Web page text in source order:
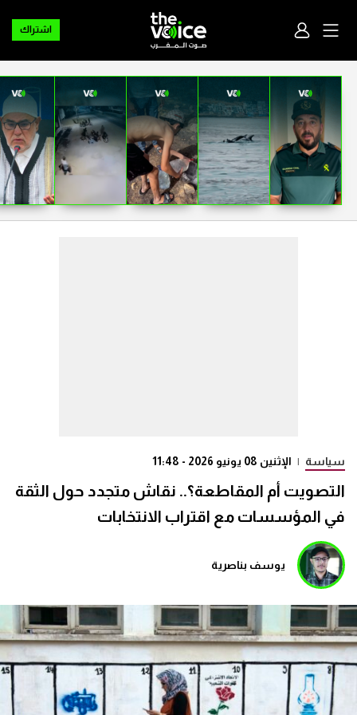
اشتراك
سياسة | الإثنين 08 يونيو 2026 - 11:48
التصويت أم المقاطعة؟.. نقاش متجدد حول الثقة
في المؤسسات مع اقتراب الانتخابات
يوسف بناصرية